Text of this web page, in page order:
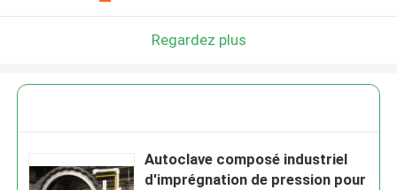
Regardez plus
Autoclave composé industriel
d'imprégnation de pression pour